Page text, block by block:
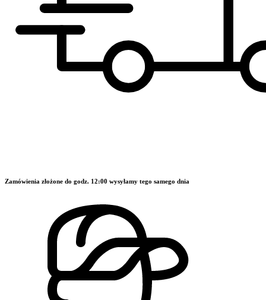
Zamówienia złożone do godz. 12:00 wysyłamy tego samego dnia